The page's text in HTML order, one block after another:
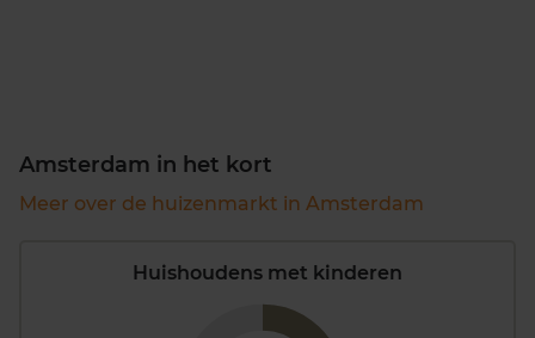
Amsterdam in het kort
Meer over de huizenmarkt in Amsterdam
Huishoudens met kinderen